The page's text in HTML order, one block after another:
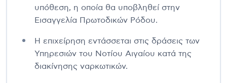
υπόθεση, η οποία θα υποβληθεί στην
Εισαγγελία Πρωτοδικών Ρόδου.
Η επιχείρηση εντάσσεται στις δράσεις των
Υπηρεσιών του Νοτίου Αιγαίου κατά της
διακίνησης ναρκωτικών.